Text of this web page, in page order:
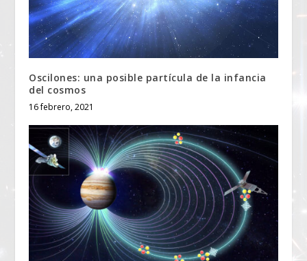
Oscilones: una posible partícula de la infancia
del cosmos
16 febrero, 2021